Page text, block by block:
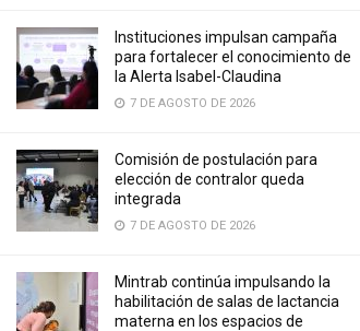
Instituciones impulsan campaña
para fortalecer el conocimiento de
la Alerta Isabel-Claudina
7 DE AGOSTO DE 2026
Comisión de postulación para
elección de contralor queda
integrada
7 DE AGOSTO DE 2026
Mintrab continúa impulsando la
habilitación de salas de lactancia
materna en los espacios de